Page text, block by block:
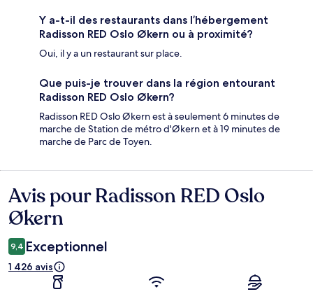
Y a-t-il des restaurants dans l’hébergement
Radisson RED Oslo Økern ou à proximité?
Oui, il y a un restaurant sur place.
Que puis-je trouver dans la région entourant
Radisson RED Oslo Økern?
Radisson RED Oslo Økern est à seulement 6 minutes de
marche de Station de métro d'Økern et à 19 minutes de
marche de Parc de Toyen.
Avis
Avis pour Radisson RED Oslo
Økern
9,4 Exceptionnel
1 426 avis